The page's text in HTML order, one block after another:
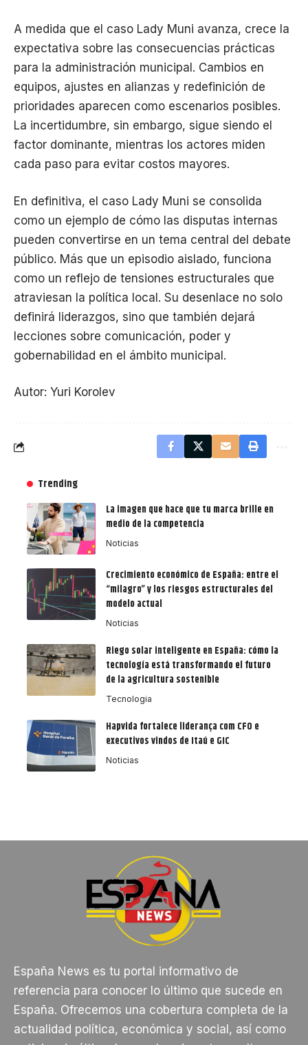
A medida que el caso Lady Muni avanza, crece la
expectativa sobre las consecuencias prácticas
para la administración municipal. Cambios en
equipos, ajustes en alianzas y redefinición de
prioridades aparecen como escenarios posibles.
La incertidumbre, sin embargo, sigue siendo el
factor dominante, mientras los actores miden
cada paso para evitar costos mayores.
En definitiva, el caso Lady Muni se consolida
como un ejemplo de cómo las disputas internas
pueden convertirse en un tema central del debate
público. Más que un episodio aislado, funciona
como un reflejo de tensiones estructurales que
atraviesan la política local. Su desenlace no solo
definirá liderazgos, sino que también dejará
lecciones sobre comunicación, poder y
gobernabilidad en el ámbito municipal.
Autor: Yuri Korolev
Trending
La imagen que hace que tu marca brille en
medio de la competencia
Noticias
Crecimiento económico de España: entre el
“milagro” y los riesgos estructurales del
modelo actual
Noticias
Riego solar inteligente en España: cómo la
tecnología está transformando el futuro
de la agricultura sostenible
Tecnologia
Hapvida fortalece liderança com CFO e
executivos vindos de Itaú e GIC
Noticias
España News es tu portal informativo de
referencia para conocer lo último que sucede en
España. Ofrecemos una cobertura completa de la
actualidad política, económica y social, así como